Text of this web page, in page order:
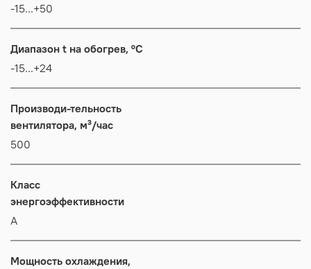
-15...+50
Диапазон t на обогрев, °C
-15...+24
Производи-тельность
вентилятора, м³/час
500
Класс
энергоэффективности
А
Мощность охлаждения,